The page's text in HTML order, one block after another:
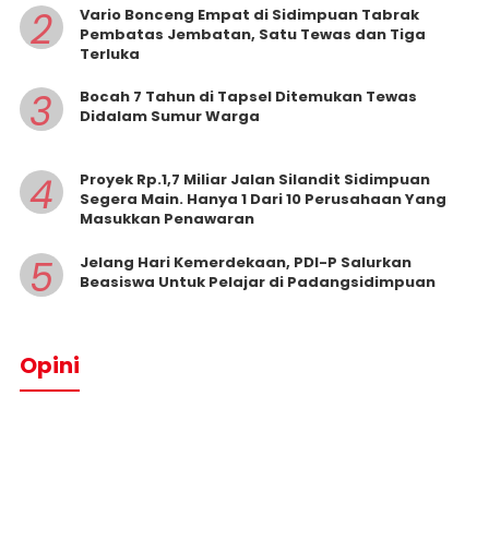
2
Vario Bonceng Empat di Sidimpuan Tabrak
Pembatas Jembatan, Satu Tewas dan Tiga
Terluka
3
Bocah 7 Tahun di Tapsel Ditemukan Tewas
Didalam Sumur Warga
4
Proyek Rp.1,7 Miliar Jalan Silandit Sidimpuan
Segera Main. Hanya 1 Dari 10 Perusahaan Yang
Masukkan Penawaran
5
Jelang Hari Kemerdekaan, PDI-P Salurkan
Beasiswa Untuk Pelajar di Padangsidimpuan
Opini